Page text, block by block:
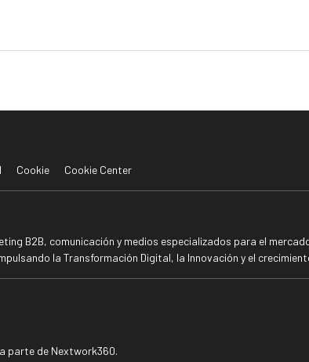
Cookie Cookie Center
B2B, comunicación y medios especializados para el
la Transformación Digital, la Innovación y el
parte de Nextwork360.